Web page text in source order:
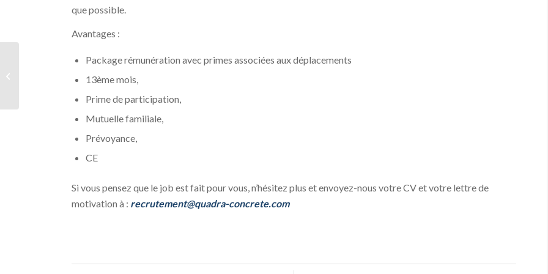
que possible.
Avantages :
Package rémunération avec primes associées aux déplacements
13ème mois,
Prime de participation,
Mutuelle familiale,
Prévoyance,
CE
Si vous pensez que le job est fait pour vous, n’hésitez plus et envoyez-nous votre CV et votre lettre de
motivation à : recrutement@quadra-concrete.com